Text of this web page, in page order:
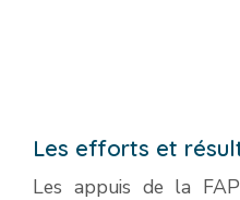
Les efforts et
Les appuis de la